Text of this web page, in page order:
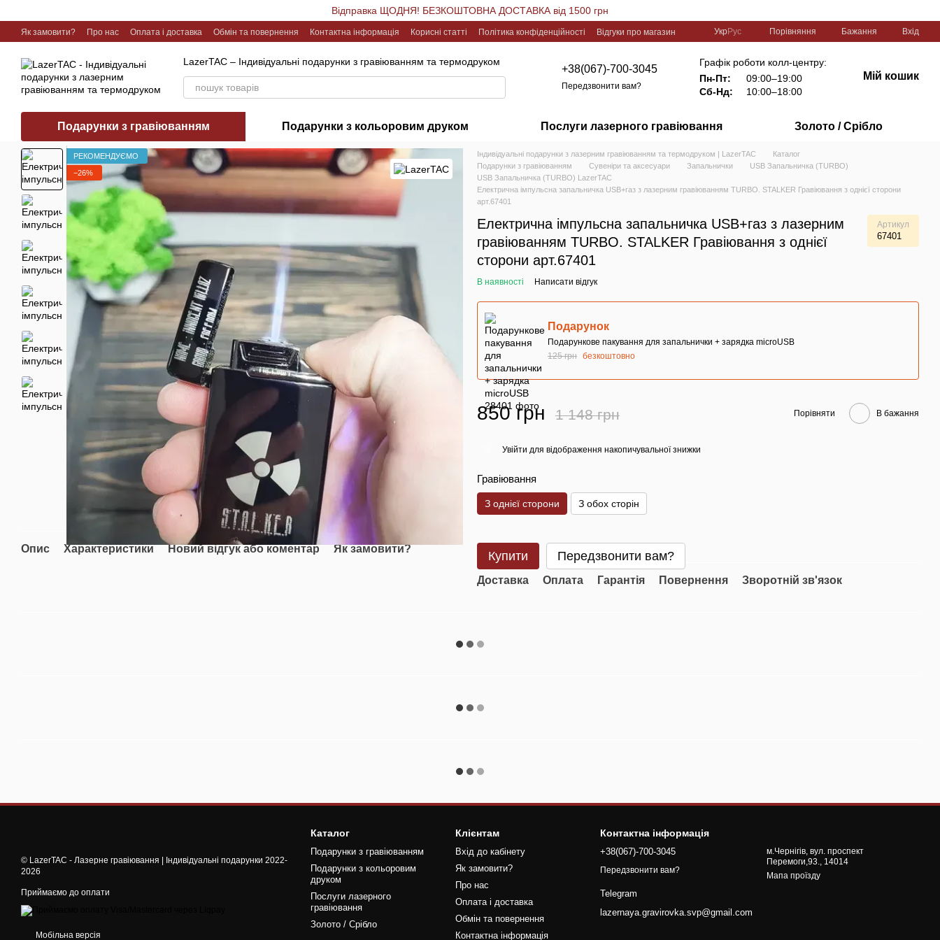
Відправка ЩОДНЯ! БЕЗКОШТОВНА ДОСТАВКА від 1500 грн
Як замовити? Про нас Оплата і доставка Обмін та повернення Контактна інформація Корисні статті Політика конфіденційності
Відгуки про магазин
УкрРус Порівняння Бажання Вхід
LazerTAC – Індивідуальні подарунки з гравіюванням та термодруком
+38(067)-700-3045
Передзвонити вам?
Графік роботи колл-центру:
Пн-Пт:
09:00–19:00
Сб-Нд:
10:00–18:00
Мій кошик
Подарунки з гравіюванням Подарунки з кольоровим друком Послуги лазерного гравіювання Золото / Срібло
РЕКОМЕНДУЄМО
−26%
Опис Характеристики Новий відгук або коментар Як замовити?
Індивідуальні подарунки з лазерним гравіюванням та термодруком | LazerTAC
Каталог
Подарунки з гравіюванням
Сувеніри та аксесуари Запальнички
USB Запальничка (TURBO)
USB Запальничка (TURBO) LazerTAC
Електрична імпульсна запальничка USB+газ з лазерним гравіюванням TURBO. STALKER Гравіювання з однієї сторони
арт.67401
Електрична імпульсна запальничка USB+газ з лазерним
гравіюванням TURBO. STALKER Гравіювання з однієї
сторони арт.67401
Артикул
67401
В наявності Написати відгук
Подарунок
Подарункове пакування для запальнички + зарядка microUSB
125 грн безкоштовно
850 грн 1 148 грн Порівняти В бажання
Увійти для відображення накопичувальної знижки
Гравіювання
З однієї сторони З обох сторін
Купити Передзвонити вам?
Доставка Оплата Гарантія Повернення Зворотній зв'язок
© LazerTAC - Лазерне гравіювання | Індивідуальні подарунки 2022-
2026
Приймаємо до оплати
Мобільна версія
Каталог
Подарунки з гравіюванням
Подарунки з кольоровим
друком
Послуги лазерного
гравіювання
Золото / Срібло
Клієнтам
Вхід до кабінету
Як замовити?
Про нас
Оплата і доставка
Обмін та повернення
Контактна інформація
Контактна інформація
+38(067)-700-3045
Передзвонити вам?
Telegram
lazernaya.gravirovka.svp@gmail.com
м.Чернігів, вул. проспект
Перемоги,93., 14014
Мапа проїзду